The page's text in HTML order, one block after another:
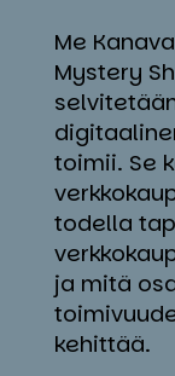
Me
Mystery
toimii. Se
todella
ja mitä
kehittää.